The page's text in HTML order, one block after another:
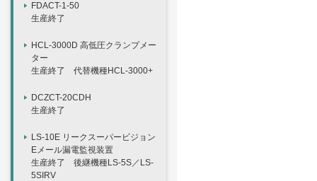
FDACT-1-50
生産終了
HCL-3000D 高低圧クランプメー
ター
生産終了 代替機種HCL-3000+
DCZCT-20CDH
生産終了
LS-10E リークスーパービジョン
Eメール漏電監視装置
生産終了 後継機種LS-5S／LS-
5SIRV